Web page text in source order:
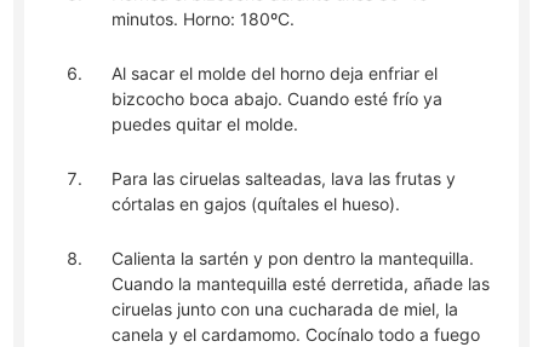
minutos. Horno: 180ºC.
Al sacar el molde del horno deja enfriar el
bizcocho boca abajo. Cuando esté frío ya
puedes quitar el molde.
Para las ciruelas salteadas, lava las frutas y
córtalas en gajos (quítales el hueso).
Calienta la sartén y pon dentro la mantequilla.
Cuando la mantequilla esté derretida, añade las
ciruelas junto con una cucharada de miel, la
canela y el cardamomo. Cocínalo todo a fuego